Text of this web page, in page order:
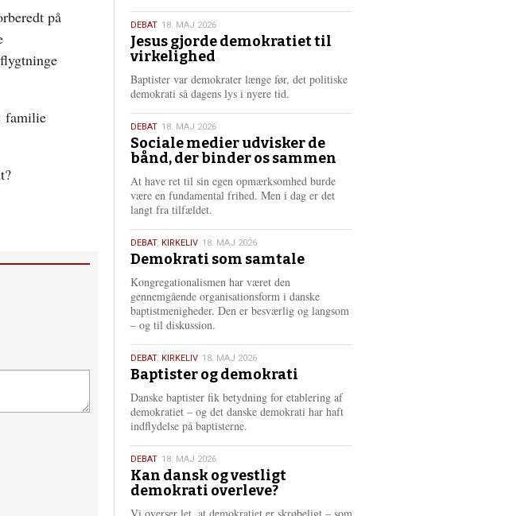
på
familie
e
e
18.
maj
2026
DEBAT 18. MAJ 2026
Jesus gjorde demokratiet til
virkelighed
Baptister var demokrater længe før, det politiske
demokrati så dagens lys i nyere tid.
18.
maj
2026
DEBAT 18. MAJ 2026
Sociale medier udvisker de
bånd, der binder os sammen
At have ret til sin egen opmærksomhed burde
være en fundamental frihed. Men i dag er det
langt fra tilfældet.
18.
maj
2026
DEBAT, KIRKELIV 18. MAJ 2026
Demokrati som samtale
Kongregationalismen har været den
gennemgående organisationsform i danske
baptistmenigheder. Den er besværlig og langsom
– og til diskussion.
18.
maj
2026
DEBAT, KIRKELIV 18. MAJ 2026
Baptister og demokrati
Danske baptister fik betydning for etablering af
demokratiet – og det danske demokrati har haft
indflydelse på baptisterne.
18.
maj
2026
DEBAT 18. MAJ 2026
Kan dansk og vestligt
demokrati overleve?